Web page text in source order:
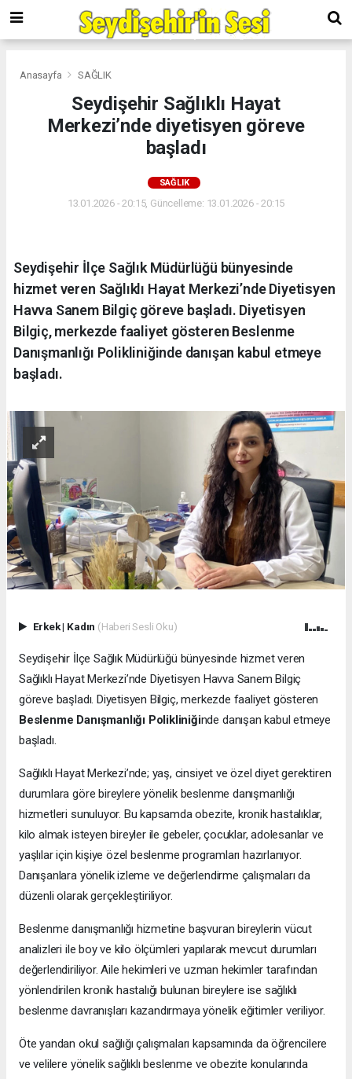
Anasayfa SAĞLIK
Seydişehir Sağlıklı Hayat
Merkezi’nde diyetisyen göreve
başladı
SAĞLIK
13.01.2026 - 20:15, Güncelleme: 13.01.2026 - 20:15
Seydişehir İlçe Sağlık Müdürlüğü bünyesinde
hizmet veren Sağlıklı Hayat Merkezi’nde Diyetisyen
Havva Sanem Bilgiç göreve başladı. Diyetisyen
Bilgiç, merkezde faaliyet gösteren Beslenme
Danışmanlığı Polikliniğinde danışan kabul etmeye
başladı.
Erkek| Kadın (Haberi Sesli Oku)
Seydişehir İlçe Sağlık Müdürlüğü bünyesinde hizmet veren
Sağlıklı Hayat Merkezi’nde Diyetisyen Havva Sanem Bilgiç
göreve başladı. Diyetisyen Bilgiç, merkezde faaliyet gösteren
Beslenme Danışmanlığı Polikliniğinde danışan kabul etmeye
başladı.
Sağlıklı Hayat Merkezi’nde; yaş, cinsiyet ve özel diyet gerektiren
durumlara göre bireylere yönelik beslenme danışmanlığı
hizmetleri sunuluyor. Bu kapsamda obezite, kronik hastalıklar,
kilo almak isteyen bireyler ile gebeler, çocuklar, adolesanlar ve
yaşlılar için kişiye özel beslenme programları hazırlanıyor.
Danışanlara yönelik izleme ve değerlendirme çalışmaları da
düzenli olarak gerçekleştiriliyor.
Beslenme danışmanlığı hizmetine başvuran bireylerin vücut
analizleri ile boy ve kilo ölçümleri yapılarak mevcut durumları
değerlendiriliyor. Aile hekimleri ve uzman hekimler tarafından
yönlendirilen kronik hastalığı bulunan bireylere ise sağlıklı
beslenme davranışları kazandırmaya yönelik eğitimler veriliyor.
Öte yandan okul sağlığı çalışmaları kapsamında da öğrencilere
ve velilere yönelik sağlıklı beslenme ve obezite konularında